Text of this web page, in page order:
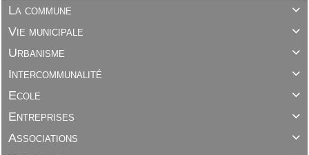

La commune

Vie municipale

Urbanisme

Intercommunalité

Ecole

Entreprises

Associations